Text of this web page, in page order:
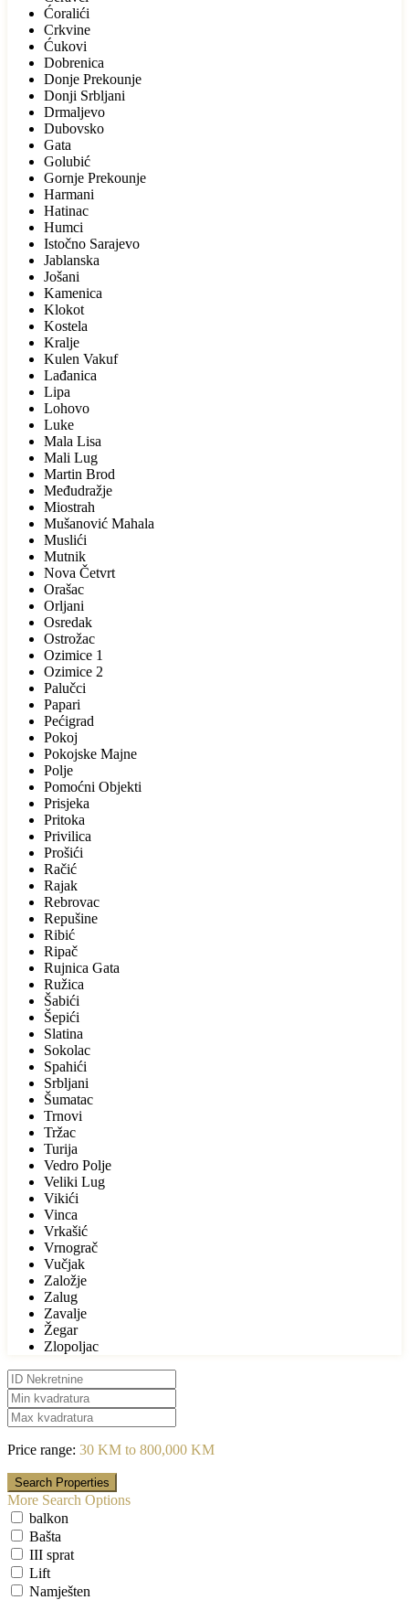
Ćoralići
Crkvine
Ćukovi
Dobrenica
Donje Prekounje
Donji Srbljani
Drmaljevo
Dubovsko
Gata
Golubić
Gornje Prekounje
Harmani
Hatinac
Humci
Istočno Sarajevo
Jablanska
Jošani
Kamenica
Klokot
Kostela
Kralje
Kulen Vakuf
Lađanica
Lipa
Lohovo
Luke
Mala Lisa
Mali Lug
Martin Brod
Međudražje
Miostrah
Mušanović Mahala
Muslići
Mutnik
Nova Četvrt
Orašac
Orljani
Osredak
Ostrožac
Ozimice 1
Ozimice 2
Palučci
Papari
Pećigrad
Pokoj
Pokojske Majne
Polje
Pomoćni Objekti
Prisjeka
Pritoka
Privilica
Prošići
Račić
Rajak
Rebrovac
Repušine
Ribić
Ripač
Rujnica Gata
Ružica
Šabići
Šepići
Slatina
Sokolac
Spahići
Srbljani
Šumatac
Trnovi
Tržac
Turija
Vedro Polje
Veliki Lug
Vikići
Vinca
Vrkašić
Vrnograč
Vučjak
Založje
Zalug
Zavalje
Žegar
Zlopoljac
Price range: 30 KM to 800,000 KM
More Search Options
balkon
Bašta
III sprat
Lift
Namješten